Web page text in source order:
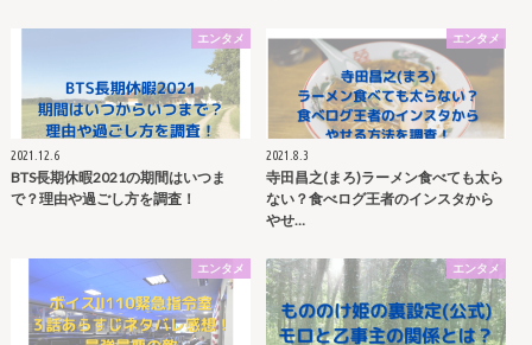
エンタメ
2021.12.6
BTS長期休暇2021の期間はいつま
で？理由や過ごし方を調査！
エンタメ
2021.8.3
寺田昌之(まろ)ラーメン食べても太ら
ない？食べログ王者のインスタから
やせ…
エンタメ エンタメ